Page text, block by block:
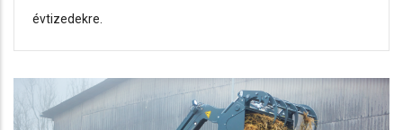
évtizedekre.